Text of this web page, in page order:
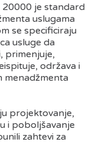
20000 je standard
uslugama
se specificiraju
usluge da
primenjuje,
održava i
menadžmenta
projektovanje,
i poboljšavanje
zahtevi za